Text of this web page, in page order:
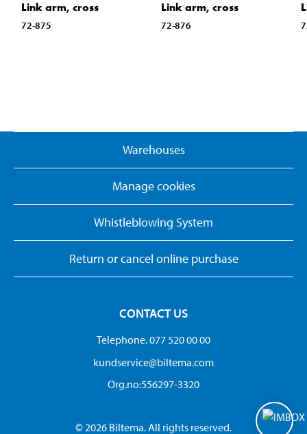
Link arm, cross
72-875
Link arm, cross
72-876
Warehouses
Manage cookies
Whistleblowing System
Return or cancel online purchase
CONTACT US
Telephone. 077 520 00 00
kundservice@biltema.com
Org.no:556297-3320
© 2026 Biltema. All rights reserved.